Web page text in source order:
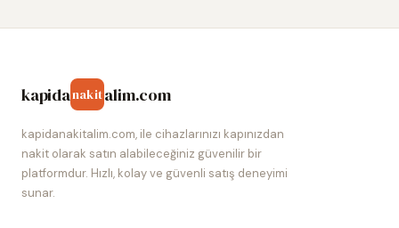
kapidanakitalim.com
kapidanakitalim.com, ile cihazlarınızı kapınızdan
nakit olarak satın alabileceğiniz güvenilir bir
platformdur. Hızlı, kolay ve güvenli satış deneyimi
sunar.